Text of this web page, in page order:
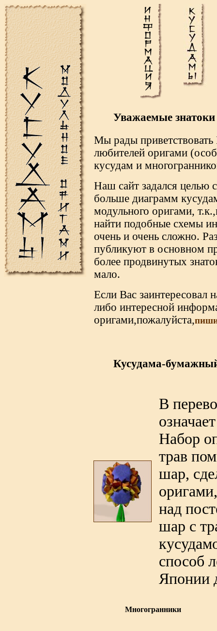
Уважаемые
Мы рады приветствовать
любителей оригами
кусудам и
Наш сайт задался целью
больше диаграмм
модульного оригами,
найти подобные схемы
очень и очень сложно.
публикуют в основном
более продвинутых
мало.
Если Вас заинтересовал
либо интересной
оригами,пожалуйста,
Кусудама-
В
Набор
трав
шар,
над
шар с
способ
Японии
Многогранники